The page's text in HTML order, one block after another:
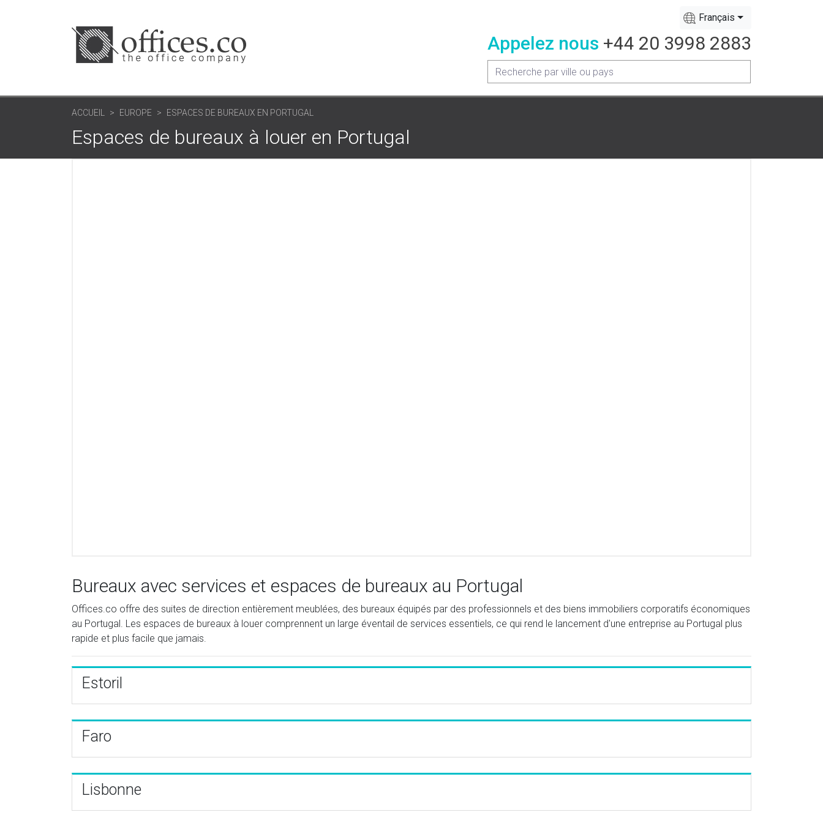
Français
Appelez nous +44 20 3998 2883
ACCUEIL EUROPE ESPACES DE BUREAUX EN PORTUGAL
Espaces de bureaux à louer en Portugal
Bureaux avec services et espaces de bureaux au Portugal
Offices.co offre des suites de direction entièrement meublées, des bureaux équipés par des professionnels et des biens immobiliers corporatifs économiques
au Portugal. Les espaces de bureaux à louer comprennent un large éventail de services essentiels, ce qui rend le lancement d'une entreprise au Portugal plus
rapide et plus facile que jamais.
Estoril
Faro
Lisbonne